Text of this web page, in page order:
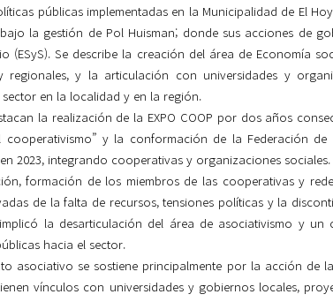
públicas implementadas en la Municipalidad de El
la gestión de Pol Huisman; donde sus acciones de
(ESyS). Se describe la creación del área de Economía
y la articulación con universidades y
en la localidad y en la región.
la realización de la EXPO COOP por dos años
y la conformación de la Federación
2023, integrando cooperativas y organizaciones sociales.
formación de los miembros de las cooperativas y
de la falta de recursos, tensiones políticas y la
la desarticulación del área de asociativismo y un
hacia el sector.
asociativo se sostiene principalmente por la acción de
vínculos con universidades y gobiernos locales,